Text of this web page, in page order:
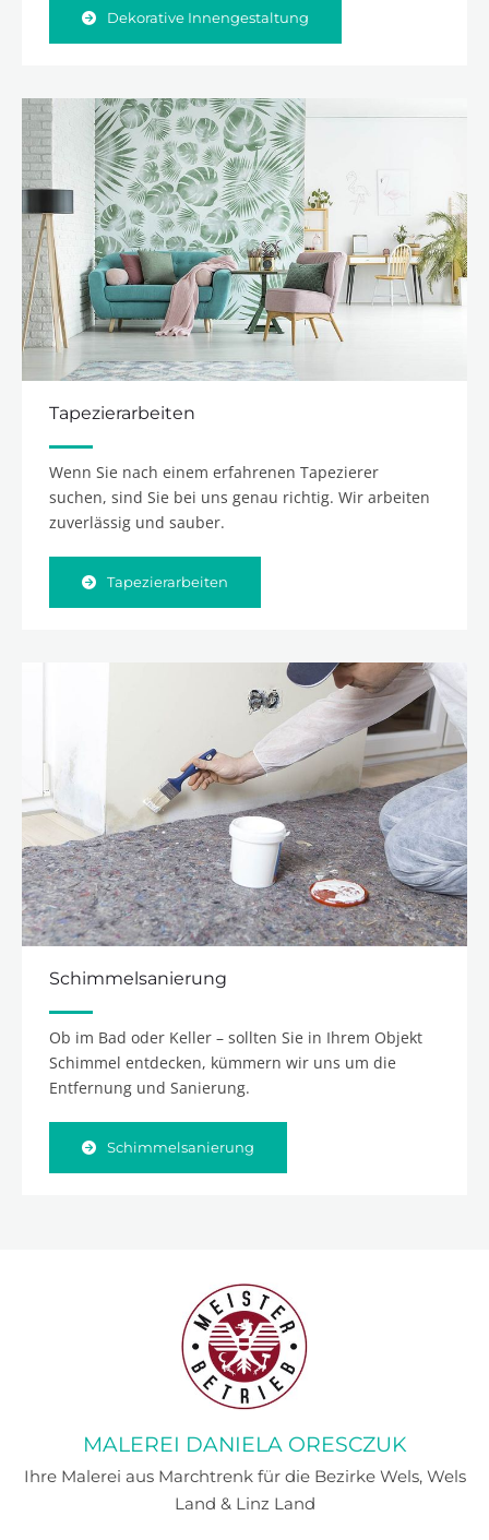
Dekorative Innengestaltung
Tapezierarbeiten
Wenn Sie nach einem erfahrenen Tapezierer
suchen, sind Sie bei uns genau richtig. Wir arbeiten
zuverlässig und sauber.
Tapezierarbeiten
Schimmelsanierung
Ob im Bad oder Keller – sollten Sie in Ihrem Objekt
Schimmel entdecken, kümmern wir uns um die
Entfernung und Sanierung.
Schimmelsanierung
MALEREI DANIELA ORESCZUK
Ihre Malerei aus Marchtrenk für die Bezirke Wels, Wels
Land & Linz Land